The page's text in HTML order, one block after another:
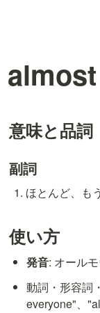
almost
意味と品詞
副詞
ほとんど、も
使い方
発音: オール
動詞・形容詞
everyone"、